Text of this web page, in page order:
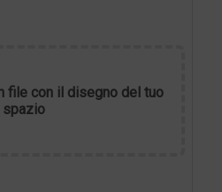
file con il disegno del tuo
spazio